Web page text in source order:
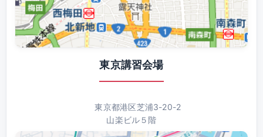
東京講習会場
東京都港区芝浦3-20-2
山楽ビル５階